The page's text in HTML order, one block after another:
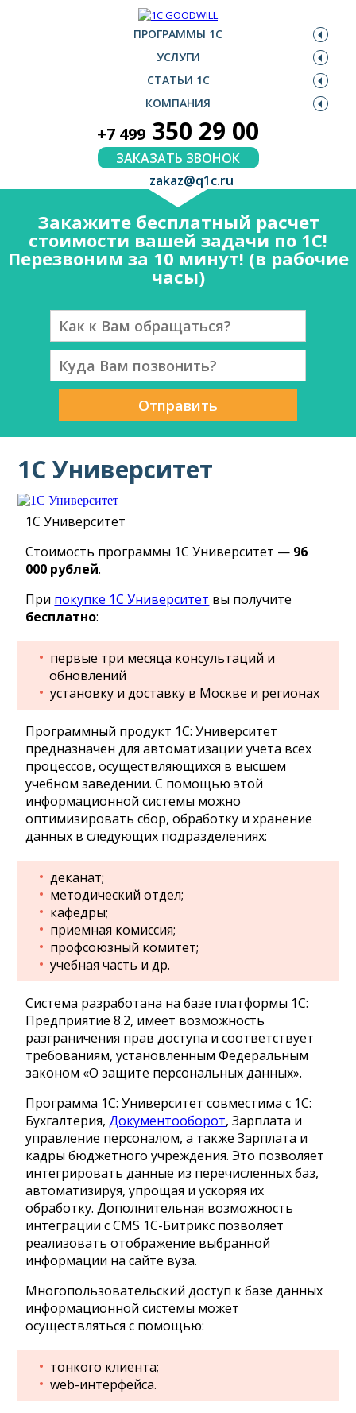
ПРОГРАММЫ 1С
УСЛУГИ
СТАТЬИ 1С
КОМПАНИЯ
+7 499 350 29 00
ЗАКАЗАТЬ ЗВОНОК
zakaz@q1c.ru
Закажите бесплатный расчет
стоимости вашей задачи по 1С!
Перезвоним за 10 минут! (в рабочие
часы)
Отправить
1С Университет
1С Университет
Стоимость программы 1С Университет — 96
000 рублей.
При покупке 1С Университет вы получите
бесплатно:
первые три месяца консультаций и
обновлений
установку и доставку в Москве и регионах
Программный продукт 1С: Университет
предназначен для автоматизации учета всех
процессов, осуществляющихся в высшем
учебном заведении. С помощью этой
информационной системы можно
оптимизировать сбор, обработку и хранение
данных в следующих подразделениях:
деканат;
методический отдел;
кафедры;
приемная комиссия;
профсоюзный комитет;
учебная часть и др.
Система разработана на базе платформы 1С:
Предприятие 8.2, имеет возможность
разграничения прав доступа и соответствует
требованиям, установленным Федеральным
законом «О защите персональных данных».
Программа 1С: Университет совместима с 1С:
Бухгалтерия,Документооборот, Зарплата и
управление персоналом, а также Зарплата и
кадры бюджетного учреждения. Это позволяет
интегрировать данные из перечисленных баз,
автоматизируя, упрощая и ускоряя их
обработку. Дополнительная возможность
интеграции с CMS 1С-Битрикс позволяет
реализовать отображение выбранной
информации на сайте вуза.
Многопользовательский доступ к базе данных
информационной системы может
осуществляться с помощью:
тонкого клиента;
web-интерфейса.